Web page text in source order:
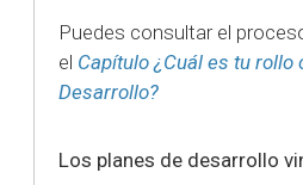
Puedes consultar el
el Capítulo ¿Cuál es tu rollo
Desarrollo?
Los planes de desarrollo